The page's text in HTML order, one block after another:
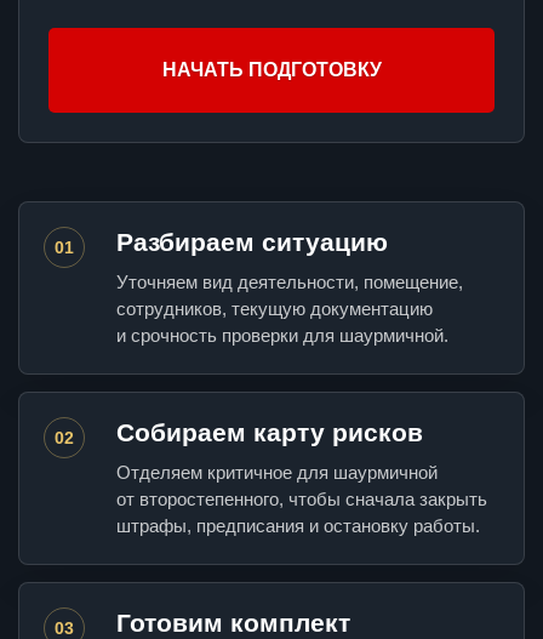
НАЧАТЬ ПОДГОТОВКУ
01 Разбираем ситуацию
Уточняем вид деятельности, помещение,
сотрудников, текущую документацию
и срочность проверки для шаурмичной.
02 Собираем карту рисков
Отделяем критичное для шаурмичной
от второстепенного, чтобы сначала закрыть
штрафы, предписания и остановку работы.
03 Готовим комплект